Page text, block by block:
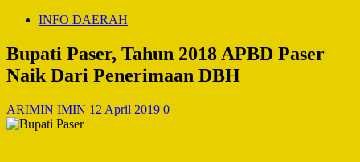
INFO DAERAH
Bupati Paser, Tahun 2018 APBD Paser
Naik Dari Penerimaan DBH
ARIMIN IMIN 12 April 2019 0